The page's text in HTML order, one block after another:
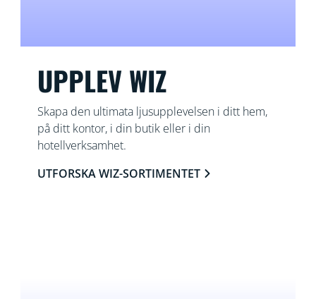
UPPLEV WIZ
Skapa den ultimata ljusupplevelsen i ditt hem,
på ditt kontor, i din butik eller i din
hotellverksamhet.
UTFORSKA WIZ-SORTIMENTET